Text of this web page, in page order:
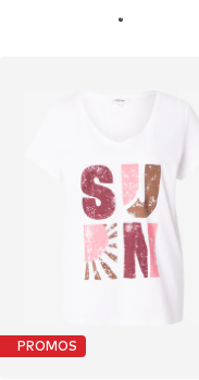
PROMOS